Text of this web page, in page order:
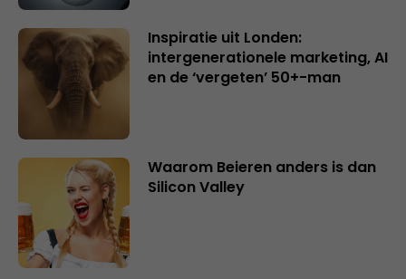
Inspiratie uit Londen:
intergenerationele marketing, AI
en de ‘vergeten’ 50+-man
Waarom Beieren anders is dan
Silicon Valley